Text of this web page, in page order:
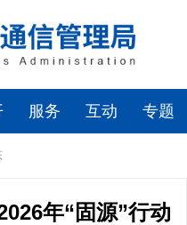
服务 互动 专题
年“固源”行动